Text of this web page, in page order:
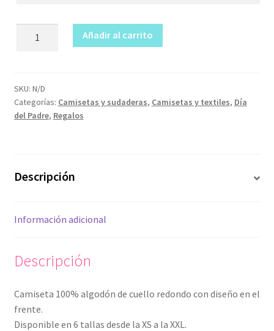
Camiseta
mundo
cantidad
Añadir al carrito
SKU: N/D
Categorías: Camisetas y sudaderas, Camisetas y textiles, Día
del Padre, Regalos
Descripción
Información adicional
Descripción
Camiseta 100% algodón de cuello redondo con diseño en el
frente.
Disponible en 6 tallas desde la XS a la XXL.